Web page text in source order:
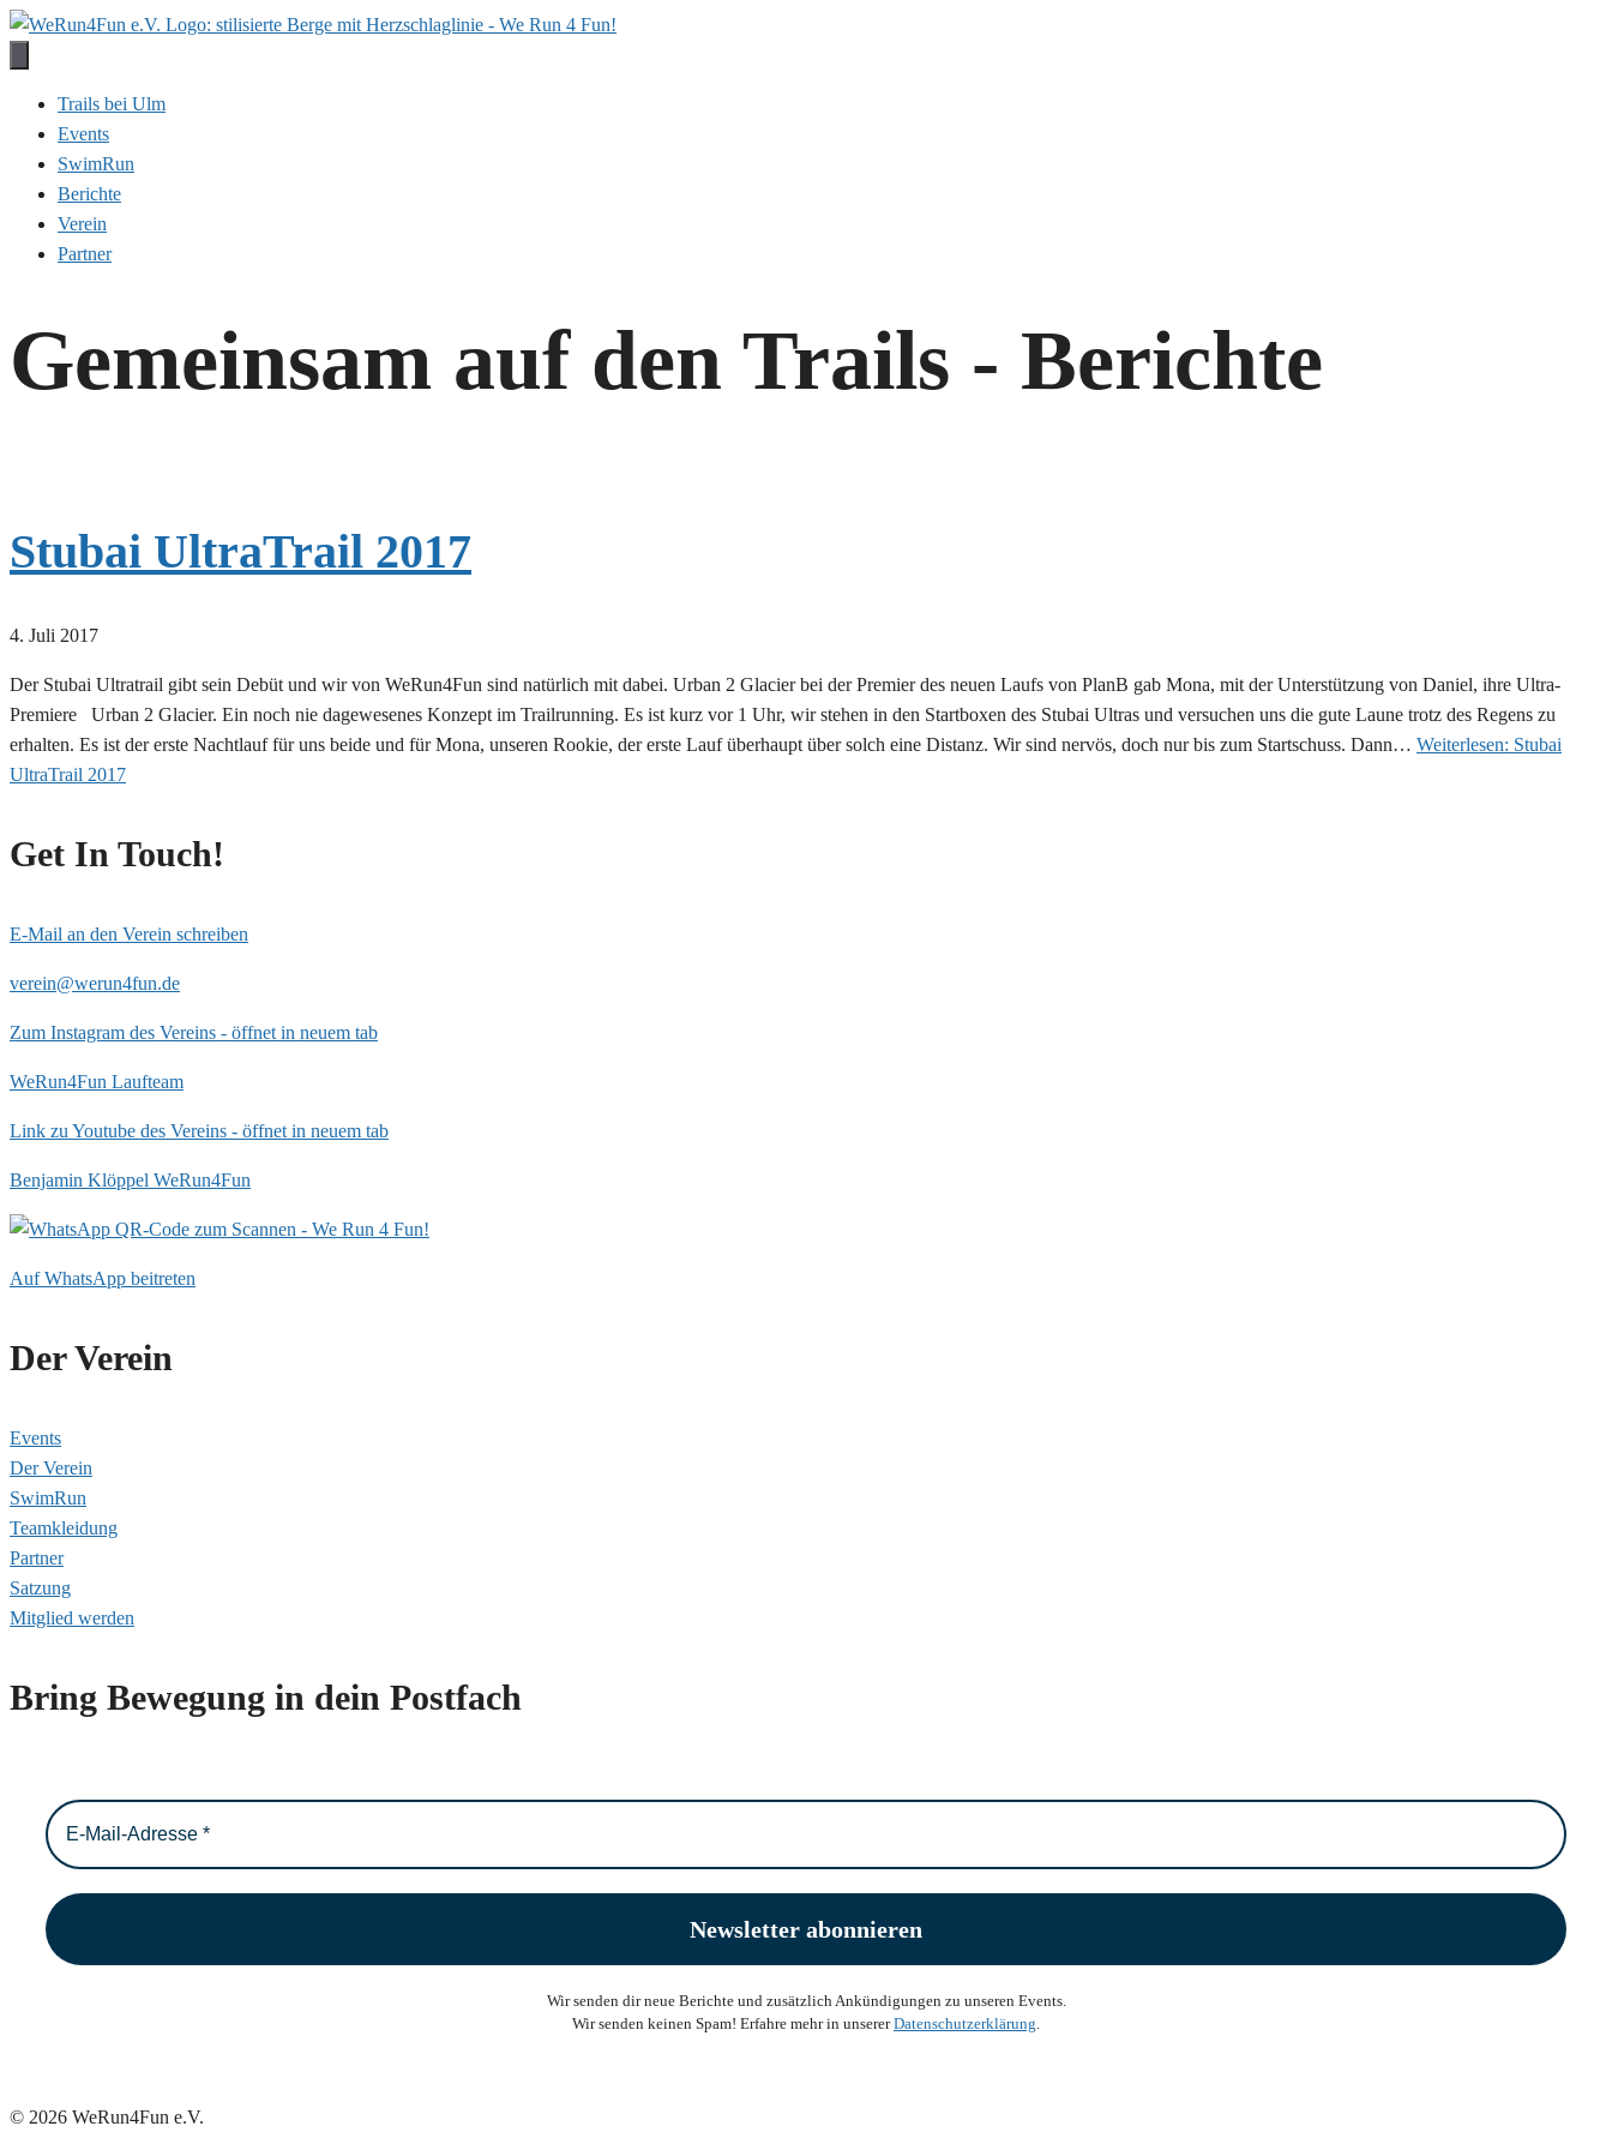
Zum
Trails bei Ulm
Events
SwimRun
Berichte
Verein
Partner
Gemeinsam auf den Trails - Berichte
Stubai UltraTrail 2017
4. Juli 2017
Der Stubai Ultratrail gibt sein Debüt und wir von WeRun4Fun sind natürlich mit dabei. Urban 2 Glacier bei der Premier des neuen Laufs von PlanB gab Mona, mit der Unterstützung von Daniel, ihre Ultra-
Premiere Urban 2 Glacier. Ein noch nie dagewesenes Konzept im Trailrunning. Es ist kurz vor 1 Uhr, wir stehen in den Startboxen des Stubai Ultras und versuchen uns die gute Laune trotz des Regens zu
erhalten. Es ist der erste Nachtlauf für uns beide und für Mona, unseren Rookie, der erste Lauf überhaupt über solch eine Distanz. Wir sind nervös, doch nur bis zum Startschuss. Dann… Weiterlesen: Stubai
UltraTrail 2017
Get In Touch!
E-Mail an den Verein schreiben
verein@werun4fun.de
Zum Instagram des Vereins - öffnet in neuem tab
WeRun4Fun Laufteam
Link zu Youtube des Vereins - öffnet in neuem tab
Benjamin Klöppel WeRun4Fun
Auf WhatsApp beitreten
Der Verein
Events
Der Verein
SwimRun
Teamkleidung
Partner
Satzung
Mitglied werden
Bring Bewegung in dein Postfach
Wir senden dir neue Berichte und zusätzlich Ankündigungen zu unseren Events.
Wir senden keinen Spam! Erfahre mehr in unsererDatenschutzerklärung.
© 2026 WeRun4Fun e.V.